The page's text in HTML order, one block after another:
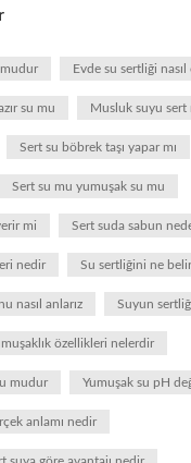
Evde su sertliği
su mu Musluk suyu sert
Sert su böbrek taşı yapar mı
Sert su mu yumuşak su mu
mi Sert suda sabun
nedir Su sertliğini ne
nasıl anlarız Suyun
özellikleri nelerdir
mudur Yumuşak su pH
anlamı nedir